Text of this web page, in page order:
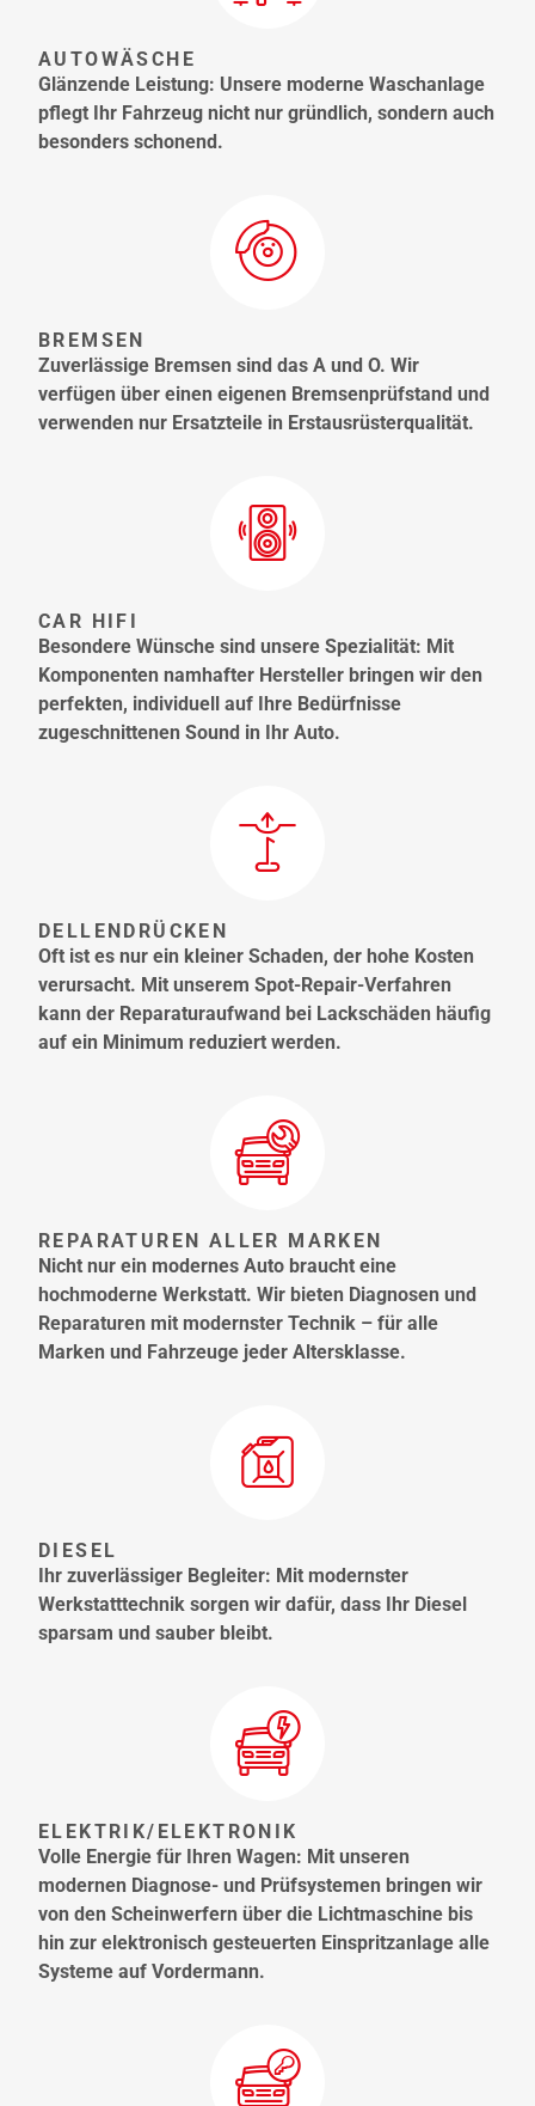
AUTOWÄSCHE
Glänzende Leistung: Unsere moderne Waschanlage
pflegt Ihr Fahrzeug nicht nur gründlich, sondern auch
besonders schonend.
BREMSEN
Zuverlässige Bremsen sind das A und O. Wir
verfügen über einen eigenen Bremsenprüfstand und
verwenden nur Ersatzteile in Erstausrüsterqualität.
CAR HIFI
Besondere Wünsche sind unsere Spezialität: Mit
Komponenten namhafter Hersteller bringen wir den
perfekten, individuell auf Ihre Bedürfnisse
zugeschnittenen Sound in Ihr Auto.
DELLENDRÜCKEN
Oft ist es nur ein kleiner Schaden, der hohe Kosten
verursacht. Mit unserem Spot-Repair-Verfahren
kann der Reparaturaufwand bei Lackschäden häufig
auf ein Minimum reduziert werden.
REPARATUREN ALLER MARKEN
Nicht nur ein modernes Auto braucht eine
hochmoderne Werkstatt. Wir bieten Diagnosen und
Reparaturen mit modernster Technik – für alle
Marken und Fahrzeuge jeder Altersklasse.
DIESEL
Ihr zuverlässiger Begleiter: Mit modernster
Werkstatttechnik sorgen wir dafür, dass Ihr Diesel
sparsam und sauber bleibt.
ELEKTRIK/ELEKTRONIK
Volle Energie für Ihren Wagen: Mit unseren
modernen Diagnose- und Prüfsystemen bringen wir
von den Scheinwerfern über die Lichtmaschine bis
hin zur elektronisch gesteuerten Einspritzanlage alle
Systeme auf Vordermann.